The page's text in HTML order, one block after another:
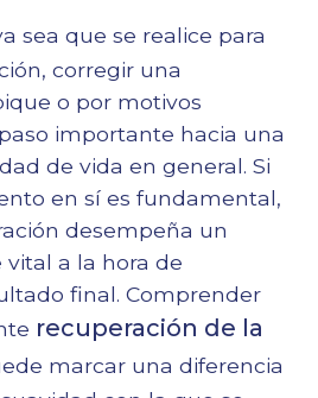
sea que se realice para
corregir una
o por motivos
importante hacia una
de vida en general. Si
en sí es fundamental,
desempeña un
a la hora de
final. Comprender
recuperación de la
marcar una diferencia